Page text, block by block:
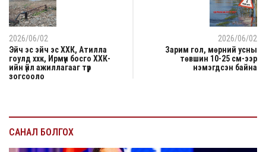
2026/06/02
Эйч эс эйч эс ХХК, Атилла
гоулд ххк, Ирмүүн босго ХХК-
ийн үйл ажиллагааг түр
зогсооло
2026/06/02
Зарим гол, мөрний усны
төвшин 10-25 см-ээр
нэмэгдсэн байна
САНАЛ БОЛГОХ